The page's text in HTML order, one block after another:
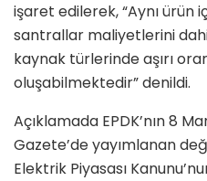
işaret edilerek, “Aynı ürün
santrallar maliyetlerini
kaynak türlerinde aşırı
oluşabilmektedir” denildi.
Açıklamada EPDK’nın 8
Gazete’de yayımlanan
Elektrik Piyasası